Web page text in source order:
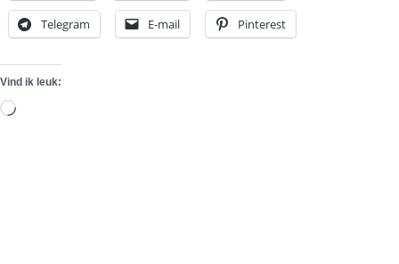
Telegram E-mail Pinterest
Vind ik leuk:
Aan